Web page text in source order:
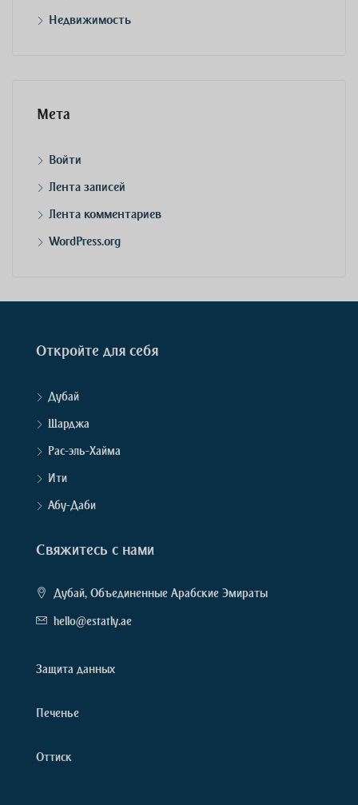
Недвижимость
Мета
Войти
Лента записей
Лента комментариев
WordPress.org
Откройте для себя
Дубай
Шарджа
Рас-эль-Хайма
Ити
Абу-Даби
Свяжитесь с нами
Дубай, Объединенные Арабские Эмираты
hello@estatly.ae
Защита данных
Печенье
Оттиск